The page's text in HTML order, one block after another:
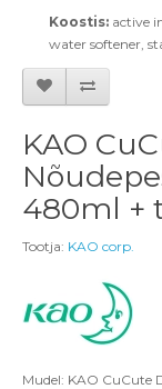
Koostis: active
water softener,
KAO
480ml +
Tootja: KAO corp.
Mudel: KAO CuCute